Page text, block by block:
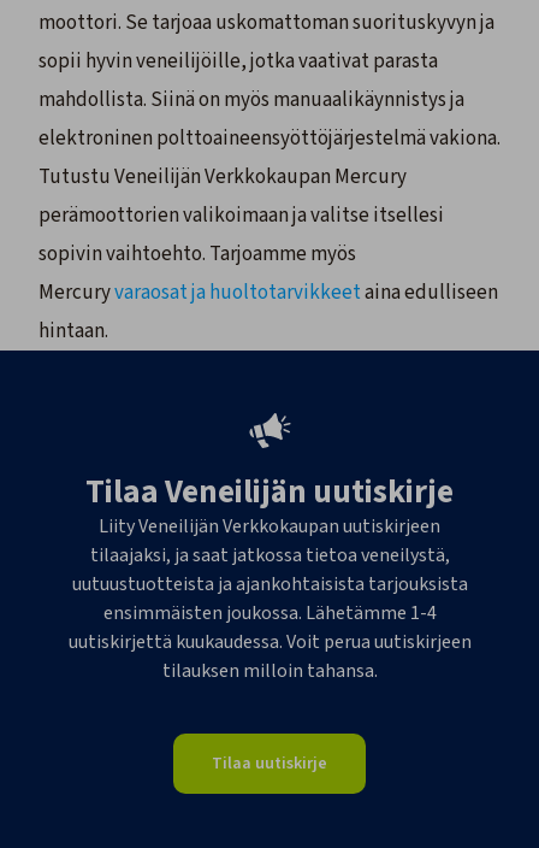
moottori. Se tarjoaa uskomattoman suorituskyvyn ja
sopii hyvin veneilijöille, jotka vaativat parasta
mahdollista. Siinä on myös manuaalikäynnistys ja
elektroninen polttoaineensyöttöjärjestelmä vakiona.
Tutustu Veneilijän Verkkokaupan Mercury
perämoottorien valikoimaan ja valitse itsellesi
sopivin vaihtoehto. Tarjoamme myös
Mercuryvaraosat ja huoltotarvikkeetaina edulliseen
hintaan.
Tilaa Veneilijän uutiskirje
Liity Veneilijän Verkkokaupan uutiskirjeen
tilaajaksi, ja saat jatkossa tietoa veneilystä,
uutuustuotteista ja ajankohtaisista tarjouksista
ensimmäisten joukossa. Lähetämme 1-4
uutiskirjettä kuukaudessa. Voit perua uutiskirjeen
tilauksen milloin tahansa.
Tilaa uutiskirje